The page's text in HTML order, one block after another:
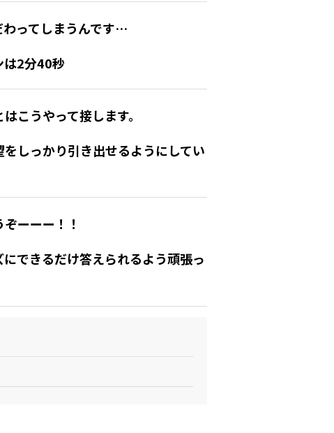
わってしまうんです…
は2分40秒
こうやって接します。
しっかり引き出せるようにしてい
ーーー！！
できるだけ答えられるよう頑張っ